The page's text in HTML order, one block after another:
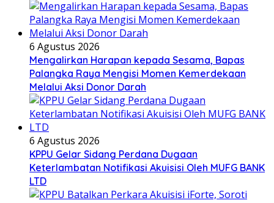
6 Agustus 2026
Mengalirkan Harapan kepada Sesama, Bapas
Palangka Raya Mengisi Momen Kemerdekaan
Melalui Aksi Donor Darah
6 Agustus 2026
KPPU Gelar Sidang Perdana Dugaan
Keterlambatan Notifikasi Akuisisi Oleh MUFG BANK
LTD